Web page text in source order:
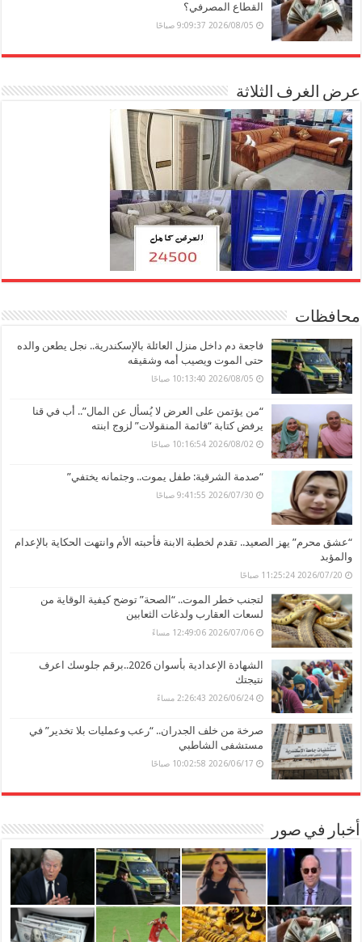
القطاع المصرفي؟
2026/08/05 9:09:37 صباحًا
عرض الغرف الثلاثة
محافظات
فاجعة دم داخل منزل العائلة بالإسكندرية.. نجل يطعن والده
حتى الموت ويصيب أمه وشقيقه
2026/08/05 10:13:40 صباحًا
“من يؤتمن على العرض لا يُسأل عن المال”.. أب في قنا
يرفض كتابة “قائمة المنقولات” لزوج ابنته
2026/08/02 10:16:54 صباحًا
“صدمة الشرقية: طفل يموت.. وجثمانه يختفي”
2026/07/30 9:41:55 صباحًا
“عشق محرم” يهز الصعيد.. تقدم لخطبة الابنة فأحبته الأم وانتهت الحكاية بالإعدام
والمؤبد
2026/07/20 11:25:24 صباحًا
لتجنب خطر الموت.. “الصحة” توضح كيفية الوقاية من
لسعات العقارب ولدغات الثعابين
2026/07/06 12:49:06 مساءً
الشهادة الإعدادية بأسوان 2026..برقم جلوسك اعرف
نتيجتك
2026/06/24 2:26:43 مساءً
صرخة من خلف الجدران.. “رعب وعمليات بلا تخدير” في
مستشفى الشاطبي
2026/06/17 10:02:58 صباحًا
أخبار في صور